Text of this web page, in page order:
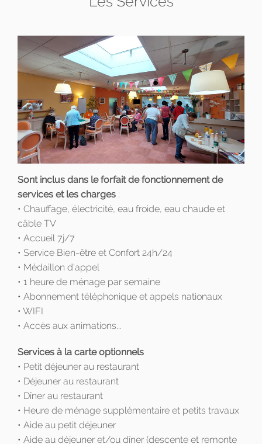
Sont inclus dans le forfait de fonctionnement de
services et les charges :
• Chauffage, électricité, eau froide, eau chaude et
câble TV
• Accueil 7j/7
• Service Bien-être et Confort 24h/24
• Médaillon d'appel
• 1 heure de ménage par semaine
• Abonnement téléphonique et appels nationaux
• WIFI
• Accès aux animations...
Services à la carte optionnels
• Petit déjeuner au restaurant
• Déjeuner au restaurant
• Dîner au restaurant
• Heure de ménage supplémentaire et petits travaux
• Aide au petit déjeuner
• Aide au déjeuner et/ou dîner (descente et remonte